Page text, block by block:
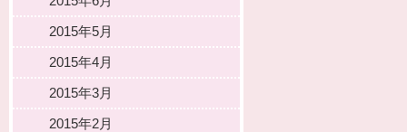
2015年5月
2015年4月
2015年3月
2015年2月